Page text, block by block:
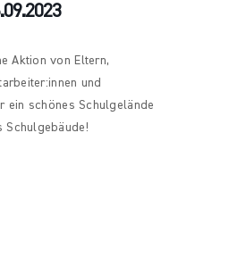
Aktion von Eltern,
und
ein schönes Schulgelände
Schulgebäude!